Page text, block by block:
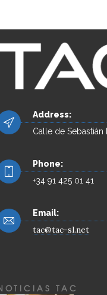
Address:
Calle de
Phone:
+34 91 425 01 41
Email:
tac@tac-sl.net
TAC